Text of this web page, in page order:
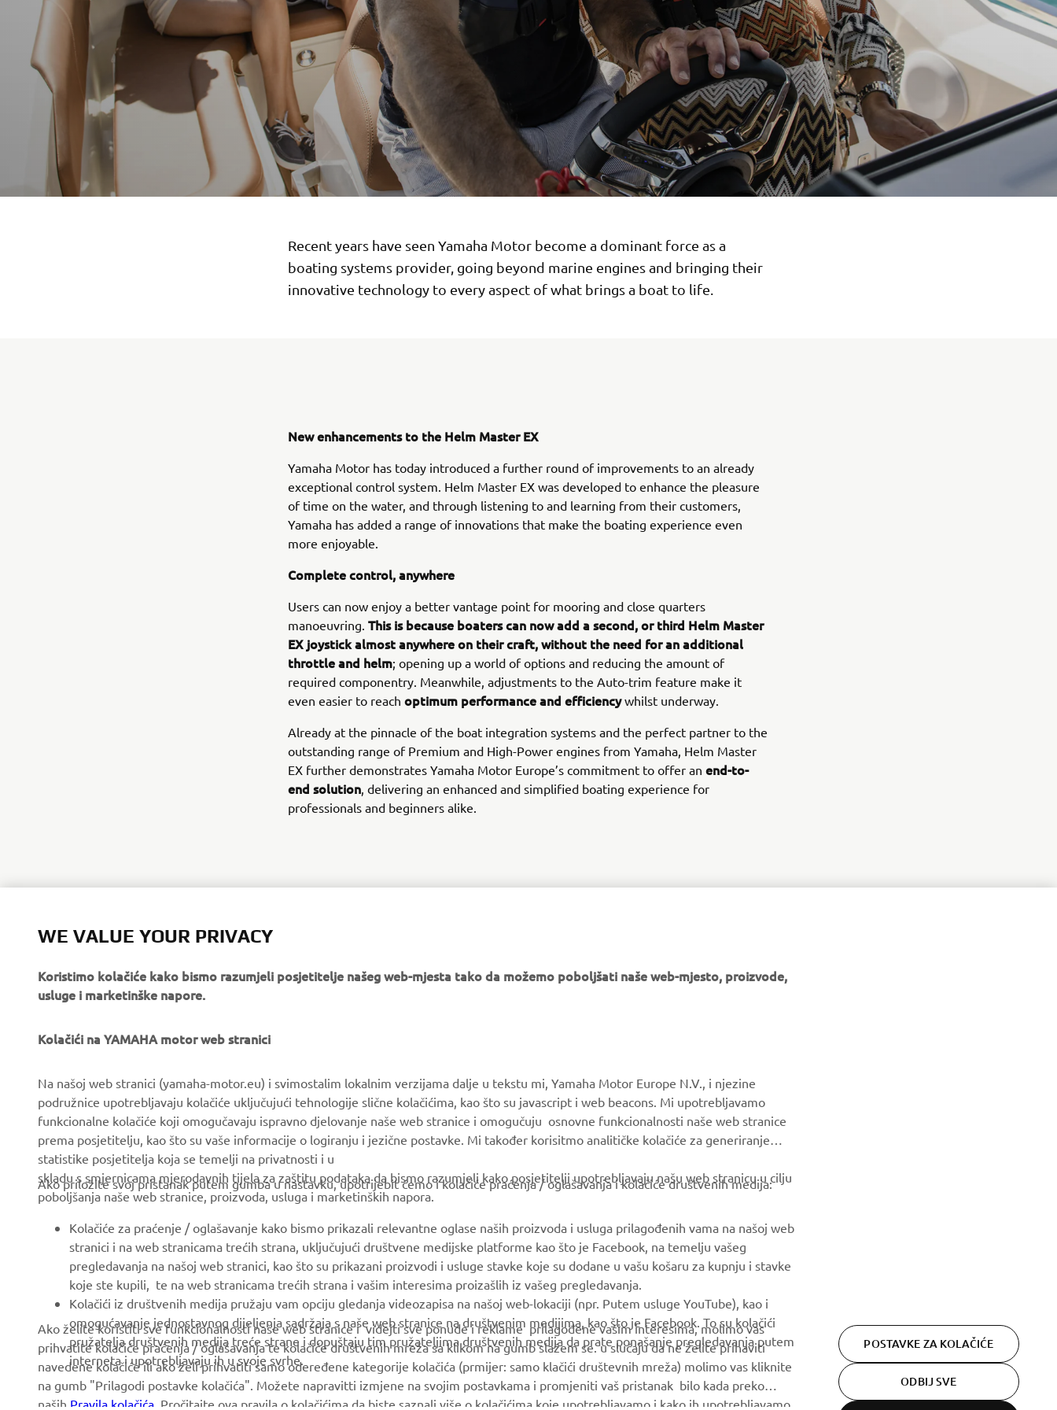
Recent years have seen Yamaha Motor become a dominant force as a
boating systems provider, going beyond marine engines and bringing their
innovative technology to every aspect of what brings a boat to life.
New enhancements to the Helm Master EX
Yamaha Motor has today introduced a further round of improvements to an already
exceptional control system. Helm Master EX was developed to enhance the pleasure
of time on the water, and through listening to and learning from their customers,
Yamaha has added a range of innovations that make the boating experience even
more enjoyable.
Complete control, anywhere
Users can now enjoy a better vantage point for mooring and close quarters
manoeuvring. This is because boaters can now add a second, or third Helm Master
EX joystick almost anywhere on their craft, without the need for an additional
throttle and helm; opening up a world of options and reducing the amount of
required componentry. Meanwhile, adjustments to the Auto-trim feature make it
even easier to reach optimum performance and efficiencywhilst underway.
Already at the pinnacle of the boat integration systems and the perfect partner to the
outstanding range of Premium and High-Power engines from Yamaha, Helm Master
EX further demonstrates Yamaha Motor Europe’s commitment to offer an end-to-
end solution, delivering an enhanced and simplified boating experience for
professionals and beginners alike.
About us
Events
Press
Working at Yamaha
Become a Dealer
Human Rights Policy
Sustainability Basic Policy
Whistleblower Channel
eBike systems
Authorities & Police
Golfcourses
First responders
Robotics
Partnerships
Technical information for
independent dealers
Yamalube Safety Data
Sheets
MyYamaha
Yamaha Motor Global
Parts Catalogue
Management of Waste
Budite prvi koji će saznati o najnovijim ponudama, posebnim
događajima, novim izdanjima i još mnogo toga
WE VALUE YOUR PRIVACY
Koristimo kolačiće kako bismo razumjeli posjetitelje našeg web-mjesta tako da možemo poboljšati naše web-mjesto, proizvode,
usluge i marketinške napore.
Kolačići na YAMAHA motor web stranici
Na našoj web stranici (yamaha-motor.eu) i svimostalim lokalnim verzijama dalje u tekstu mi, Yamaha Motor Europe N.V., i njezine
podružnice upotrebljavaju kolačiće uključujući tehnologije slične kolačićima, kao što su javascript i web beacons. Mi upotrebljavamo
funkcionalne kolačiće koji omogučavaju ispravno djelovanje naše web stranice i omogučuju osnovne funkcionalnosti naše web stranice
prema posjetitelju, kao što su vaše informacije o logiranju i jezične postavke. Mi također korisitmo analitičke kolačiće za generiranje
statistike posjetitelja koja se temelji na privatnosti i u
skladu s smjernicama mjerodavnih tijela za zaštitu podataka da bismo razumjeli kako posjetitelji upotrebljavaju našu web stranicu u cilju
poboljšanja naše web stranice, proizvoda, usluga i marketinških napora.
Ako priložite svoj pristanak putem gumba u nastavku, upotrijebit ćemo i kolačiće praćenja / oglašavanja i kolačiće društvenih medija:
Kolačiće za praćenje / oglašavanje kako bismo prikazali relevantne oglase naših proizvoda i usluga prilagođenih vama na našoj web
stranici i na web stranicama trećih strana, uključujući društvene medijske platforme kao što je Facebook, na temelju vašeg
pregledavanja na našoj web stranici, kao što su prikazani proizvodi i usluge stavke koje su dodane u vašu košaru za kupnju i stavke
koje ste kupili, te na web stranicama trećih strana i vašim interesima proizašlih iz vašeg pregledavanja.
Kolačići iz društvenih medija pružaju vam opciju gledanja videozapisa na našoj web-lokaciji (npr. Putem usluge YouTube), kao i
omogućavanje jednostavnog dijeljenja sadržaja s naše web stranice na društvenim medijima, kao što je Facebook. To su kolačići
pružatelja društvenih medija treće strane i dopuštaju tim pružateljima društvenih medija da prate ponašanje pregledavanja putem
interneta i upotrebljavaju ih u svoje svrhe.
Ako želite koristiti sve funkcionalnosti naše web stranice i videjti sve ponude i reklame prilagođene vašim interesima, molimo vas
prihvatite kolačiće praćenja / oglašavanja te kolačiće društvenih mreža sa klikom na gumb slažem se. u slučaju da ne želite prihaviti
navedene kolačiće ili ako želi prihvatiti samo odeređene kategorije kolačića (prmijer: samo klačići društevnih mreža) molimo vas kliknite
na gumb "Prilagodi postavke kolačića". Možete napravitti izmjene na svojim postavkama i promjeniti vaš pristanak bilo kada preko
naših Pravila kolačića . Pročitajte ova pravila o kolačićima da biste saznali više o kolačićima koje upotrebljavamo i kako ih upotrebljavamo.
POSTAVKE ZA KOLAČIĆE
ODBIJ SVE